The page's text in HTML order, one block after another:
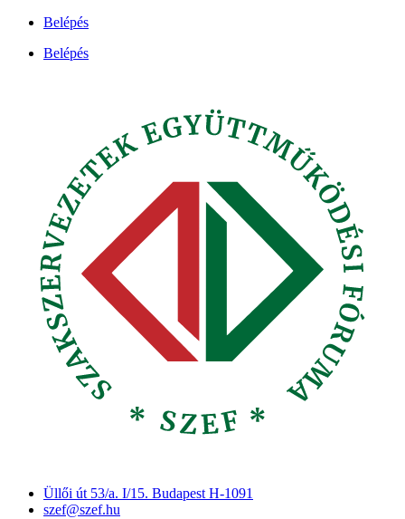
Ugrás
tartalomhoz
Belépés
Belépés
Üllői út 53/a. I/15. Budapest H-1091
szef@szef.hu